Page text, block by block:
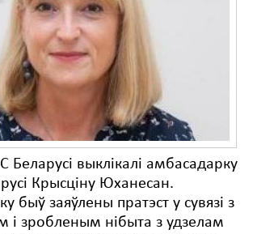
Беларусі выклікалі амбасадарку
Крысціну Юханесан.
быў заяўлены пратэст у сувязі з
і зробленым нібыта з удзелам